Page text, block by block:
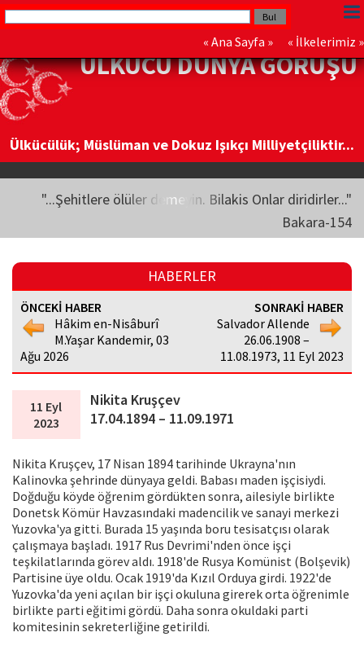
« Ana Sayfa » « İlkelerimiz »
ÜLKÜCÜ DÜNYA GÖRÜŞÜ
Ülkücülük; Müslüman ve Dokuz Işıkçı Milliyetçiliktir...
"...Şehitlere ölüler demeyin. Bilakis Onlar diridirler..."
Bakara-154
HABERLER
ÖNCEKİ HABER
Hâkim en-Nisâburî
M.Yaşar Kandemir, 03
Ağu 2026
SONRAKİ HABER
Salvador Allende
26.06.1908 –
11.08.1973, 11 Eyl 2023
11 Eyl
2023
Nikita Kruşçev
17.04.1894 – 11.09.1971
Nikita Kruşçev, 17 Nisan 1894 tarihinde Ukrayna'nın
Kalinovka şehrinde dünyaya geldi. Babası maden işçisiydi.
Doğduğu köyde öğrenim gördükten sonra, ailesiyle birlikte
Donetsk Kömür Havzasındaki madencilik ve sanayi merkezi
Yuzovka'ya gitti. Burada 15 yaşında boru tesisatçısı olarak
çalışmaya başladı. 1917 Rus Devrimi'nden önce işçi
teşkilatlarında görev aldı. 1918'de Rusya Komünist (Bolşevik)
Partisine üye oldu. Ocak 1919'da Kızıl Orduya girdi. 1922'de
Yuzovka'da yeni açılan bir işçi okuluna girerek orta öğrenimle
birlikte parti eğitimi gördü. Daha sonra okuldaki parti
komitesinin sekreterliğine getirildi.